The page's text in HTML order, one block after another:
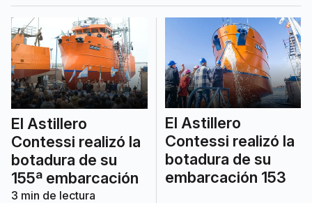
El Astillero
Contessi realizó la
botadura de su
155ª embarcación
3 min de lectura
El Astillero
Contessi realizó la
botadura de su
embarcación 153